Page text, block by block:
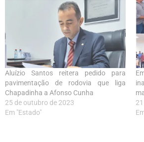
Aluízio Santos reitera pedido para
pavimentação de rodovia que liga
Chapadinha a Afonso Cunha
25 de outubro de 2023
Em "Estado"